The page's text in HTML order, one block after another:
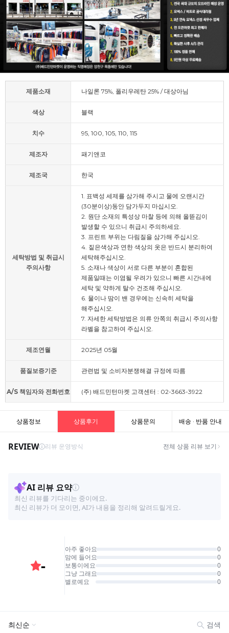
제품소재 나일론 75%, 폴리우레탄 25% / 대상아님
색상 블랙
치수 95, 100, 105, 110, 115
제조자 패기앤코
제조국 한국
세탁방법 및 취급시
주의사항
1. 표백성 세제를 삼가해 주시고 물에 오랜시간
(30분이상)동안 담가두지 마십시오.
2. 원단 소재의 특성상 마찰 등에 의해 올뜯김이
발생할 수 있으니 취급시 주의하세요.
3. 프린트 부위는 다림질을 삼가해 주십시오.
4. 짙은색상과 연한 색상의 옷은 반드시 분리하여
세탁해주십시오.
5. 소재나 색상이 서로 다른 부분이 혼합된
제품일때는 이염될 우려가 있으니 빠른 시간내에
세탁 및 약하게 탈수 건조해 주십시오.
6. 물이나 땀이 밴 경우에는 신속히 세탁을
해주십시오.
7. 자세한 세탁방법은 의류 안쪽의 취급시 주의사항
라벨을 참고하여 주십시오.
제조연월 2025년 05월
품질보증기준 관련법 및 소비자분쟁해결 규정에 따름
A/S 책임자와 전화번호 (주) 배드민턴마켓 고객센터 : 02-3663-3922
상품정보 상품후기 상품문의 배송 · 반품 안내